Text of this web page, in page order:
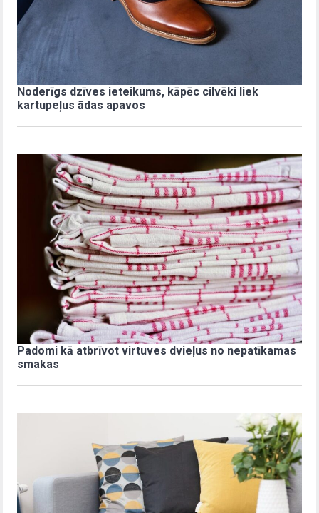
Noderīgs dzīves ieteikums, kāpēc cilvēki liek
kartupeļus ādas apavos
Padomi kā atbrīvot virtuves dvieļus no nepatīkamas
smakas